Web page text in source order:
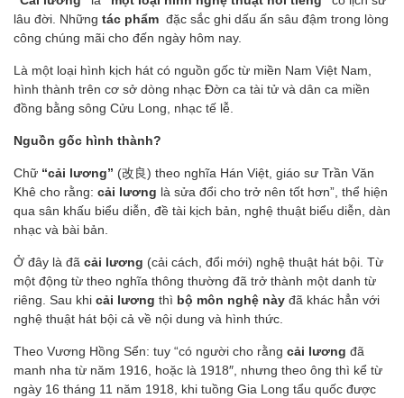
lâu đời. Những tác phẩm đặc sắc ghi dấu ấn sâu đậm trong lòng
công chúng mãi cho đến ngày hôm nay.
Là một loại hình kịch hát có nguồn gốc từ miền Nam Việt Nam,
hình thành trên cơ sở dòng nhạc Đờn ca tài tử và dân ca miền
đồng bằng sông Cửu Long, nhạc tế lễ.
Nguồn gốc hình thành?
Chữ “cải lương” (改良) theo nghĩa Hán Việt, giáo sư Trần Văn
Khê cho rằng: cải lương là sửa đổi cho trở nên tốt hơn”, thể hiện
qua sân khấu biểu diễn, đề tài kịch bản, nghệ thuật biểu diễn, dàn
nhạc và bài bản.
Ở đây là đã cải lương (cải cách, đổi mới) nghệ thuật hát bội. Từ
một động từ theo nghĩa thông thường đã trở thành một danh từ
riêng. Sau khi cải lương thì bộ môn nghệ này đã khác hẳn với
nghệ thuật hát bội cả về nội dung và hình thức.
Theo Vương Hồng Sển: tuy “có người cho rằng cải lương đã
manh nha từ năm 1916, hoặc là 1918″, nhưng theo ông thì kể từ
ngày 16 tháng 11 năm 1918, khi tuồng Gia Long tẩu quốc được